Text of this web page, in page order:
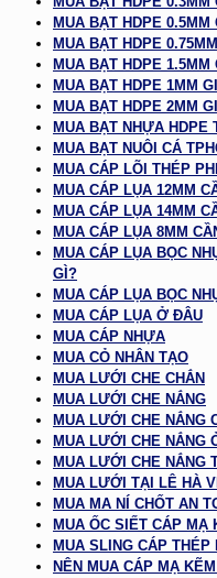
MUA BẠT HDPE 0.5MM
MUA BẠT HDPE
MUA BẠT HDPE 1.5MM
MUA BẠT HDPE 1MM
MUA BẠT HDPE 2MM
MUA BẠT NHỰA HDPE
MUA BẠT NUÔI CÁ
MUA CÁP LÕI THÉP
MUA CÁP LỤA 12MM
MUA CÁP LỤA 14MM
MUA CÁP LỤA 8MM
MUA CÁP LỤA BỌC
GÌ?
MUA CÁP LỤA BỌC
MUA CÁP LỤA Ở ĐÂU
MUA CÁP NHỰA
MUA CỎ NHÂN TẠO
MUA LƯỚI CHE CHẮN
MUA LƯỚI CHE NẮNG
MUA LƯỚI CHE NẮNG
MUA LƯỚI CHE NẮNG
MUA LƯỚI CHE NẮNG
MUA LƯỚI TẠI LÊ HÀ
MUA MA NÍ CHỐT AN
MUA ỐC SIẾT CÁP MẠ
MUA SLING CÁP THÉP
NÊN MUA CÁP MẠ